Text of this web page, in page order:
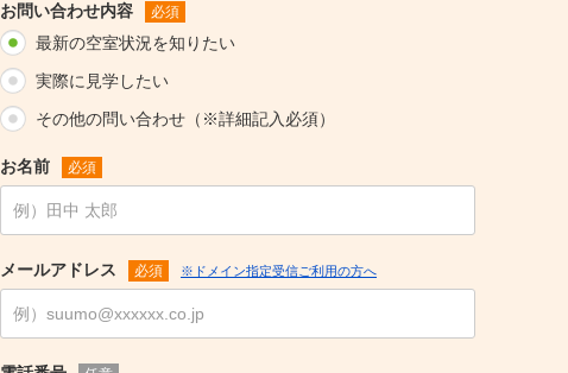
お問い合わせ内容 必須
最新の空室状況を知りたい
実際に見学したい
その他の問い合わせ（※詳細記入必須）
お名前 必須
メールアドレス 必須 ※ドメイン指定受信ご利用の方へ